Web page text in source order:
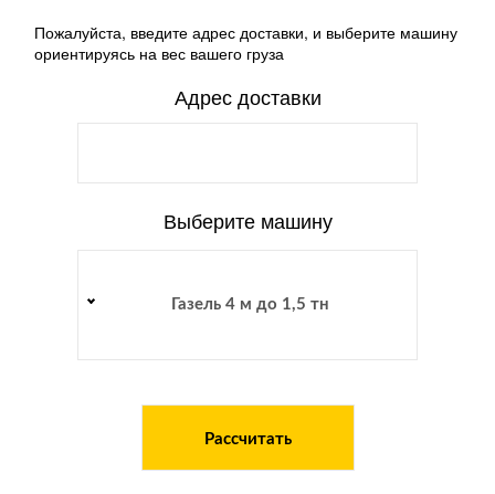
Пожалуйста, введите адрес доставки, и выберите машину
ориентируясь на вес вашего груза
Адрес доставки
Выберите машину
Газель 4 м до 1,5 тн
Рассчитать